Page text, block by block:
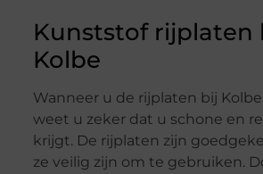
Kunststof rijplaten
Kolbe
Wanneer u de rijplaten bij
weet u zeker dat u schone en
krijgt. De rijplaten zijn
ze veilig zijn om te gebruiken.